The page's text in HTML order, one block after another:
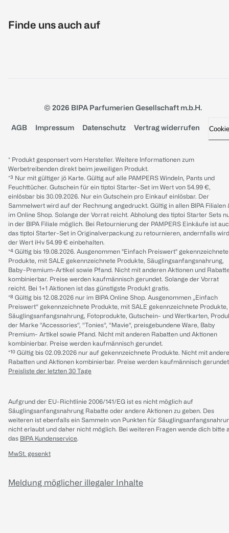
Finde uns auch auf
© 2026 BIPA Parfumerien Gesellschaft m.b.H.
AGB Impressum Datenschutz Vertrag widerrufen
* Produkt gesponsert vom Hersteller. Weitere Informationen zum
Werbetreibenden direkt beim jeweiligen Produkt.
*³ Nur mit gültiger jö Karte. Gültig auf alle PAMPERS Windeln, Pants und
Feuchttücher. Gutschein für ein tiptoi Starter-Set im Wert von 54.99 €,
einlösbar bis 30.09.2026. Nur ein Gutschein pro Einkauf einlösbar. Der
Sammelwert wird auf der Rechnung angedruckt. Gültig in allen BIPA Filialen
im Online Shop. Solange der Vorrat reicht. Abholung des tiptoi Starter Sets
in der BIPA Filiale möglich. Bei Retournierung der PAMPERS Einkäufe ist
das tiptoi Starter-Set in Originalverpackung zu retournieren, andernfalls wird
der Wert iHv 54.99 € einbehalten.
*⁴ Gültig bis 19.08.2026. Ausgenommen "Einfach Preiswert" gekennzeichnete
Produkte, mit SALE gekennzeichnete Produkte, Säuglingsanfangsnahrung,
Baby-Premium-Artikel sowie Pfand. Nicht mit anderen Aktionen und
kombinierbar. Preise werden kaufmännisch gerundet. Solange der Vorrat
reicht. Bei 1+1 Aktionen ist das günstigste Produkt gratis.
*⁸ Gültig bis 12.08.2026 nur im BIPA Online Shop. Ausgenommen „Einfach
Preiswert“ gekennzeichnete Produkte, mit SALE gekennzeichnete Produkte,
Säuglingsanfangsnahrung, Fotoprodukte, Gutschein- und Wertkarten,
der Marke “Accessories“, “Tonies“, “Mavie“, preisgebundene Ware, Baby
Premium- Artikel sowie Pfand. Nicht mit anderen Rabatten und Aktionen
kombinierbar. Preise werden kaufmännisch gerundet.
*¹⁰ Gültig bis 02.09.2026 nur auf gekennzeichnete Produkte. Nicht mit
Rabatten und Aktionen kombinierbar. Preise werden kaufmännisch
Preisliste der letzten 30 Tage
Aufgrund der EU-Richtlinie 2006/141/EG ist es nicht möglich auf
Säuglingsanfangsnahrung Rabatte oder andere Aktionen zu geben. Des
weiteren ist ebenfalls ein Sammeln von Punkten für
nicht erlaubt und daher nicht möglich. Bei weiteren Fragen wende dich bitte
das BIPA Kundenservice.
MwSt. gesenkt
Meldung möglicher illegaler Inhalte